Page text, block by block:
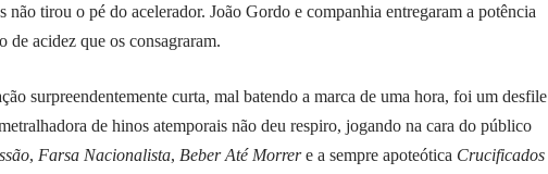
tirou o pé do acelerador. João Gordo e companhia entregaram a potência
de acidez que os consagraram.
surpreendentemente curta, mal batendo a marca de uma hora, foi um desfile
de hinos atemporais não deu respiro, jogando na cara do público
, Farsa Nacionalista, Beber Até Morrere a sempre apoteótica Crucificados